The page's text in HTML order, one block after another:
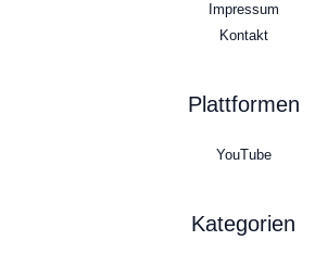
Impressum
Kontakt
Plattformen
YouTube
Kategorien